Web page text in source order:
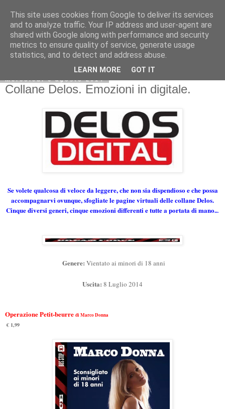
mercoledì 6 agosto 2014
Collane Delos. Emozioni in digitale.
Se volete qualcosa di veloce da leggere, che non sia dispendioso e che possa
accompagnarvi ovunque, sfogliate le pagine virtuali delle collane Delos.
Cinque diversi generi, cinque emozioni differenti e tutte a portata di mano...
Genere: Vientato ai minori di 18 anni
Uscita: 8 Luglio 2014
Operazione Petit-beurre di Marco Donna
€ 1,99
This site uses cookies from Google to deliver its services
and to analyze traffic. Your IP address and user-agent are
shared with Google along with performance and security
metrics to ensure quality of service, generate usage
statistics, and to detect and address abuse.
LEARN MORE GOT IT